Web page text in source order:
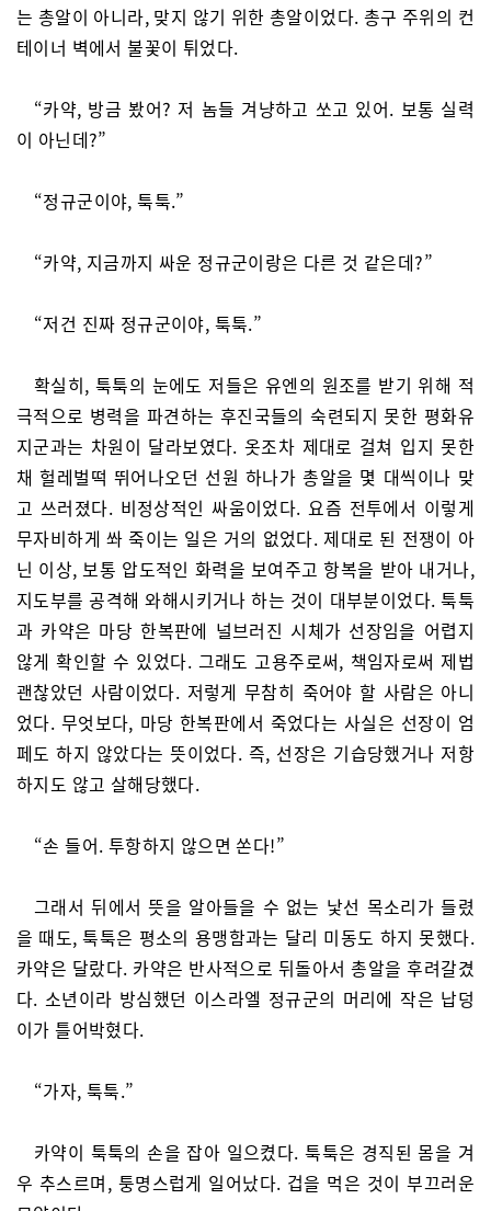
는 총알이 아니라, 맞지 않기 위한 총알이었다. 총구 주위의 컨
테이너 벽에서 불꽃이 튀었다.
“카약, 방금 봤어? 저 놈들 겨냥하고 쏘고 있어. 보통 실력
이 아닌데?”
“정규군이야, 툭툭.”
“카약, 지금까지 싸운 정규군이랑은 다른 것 같은데?”
“저건 진짜 정규군이야, 툭툭.”
확실히, 툭툭의 눈에도 저들은 유엔의 원조를 받기 위해 적
극적으로 병력을 파견하는 후진국들의 숙련되지 못한 평화유
지군과는 차원이 달라보였다. 옷조차 제대로 걸쳐 입지 못한
채 헐레벌떡 뛰어나오던 선원 하나가 총알을 몇 대씩이나 맞
고 쓰러졌다. 비정상적인 싸움이었다. 요즘 전투에서 이렇게
무자비하게 쏴 죽이는 일은 거의 없었다. 제대로 된 전쟁이 아
닌 이상, 보통 압도적인 화력을 보여주고 항복을 받아 내거나,
지도부를 공격해 와해시키거나 하는 것이 대부분이었다. 툭툭
과 카약은 마당 한복판에 널브러진 시체가 선장임을 어렵지
않게 확인할 수 있었다. 그래도 고용주로써, 책임자로써 제법
괜찮았던 사람이었다. 저렇게 무참히 죽어야 할 사람은 아니
었다. 무엇보다, 마당 한복판에서 죽었다는 사실은 선장이 엄
페도 하지 않았다는 뜻이었다. 즉, 선장은 기습당했거나 저항
하지도 않고 살해당했다.
“손 들어. 투항하지 않으면 쏜다!”
그래서 뒤에서 뜻을 알아들을 수 없는 낯선 목소리가 들렸
을 때도, 툭툭은 평소의 용맹함과는 달리 미동도 하지 못했다.
카약은 달랐다. 카약은 반사적으로 뒤돌아서 총알을 후려갈겼
다. 소년이라 방심했던 이스라엘 정규군의 머리에 작은 납덩
이가 틀어박혔다.
“가자, 툭툭.”
카약이 툭툭의 손을 잡아 일으켰다. 툭툭은 경직된 몸을 겨
우 추스르며, 퉁명스럽게 일어났다. 겁을 먹은 것이 부끄러운